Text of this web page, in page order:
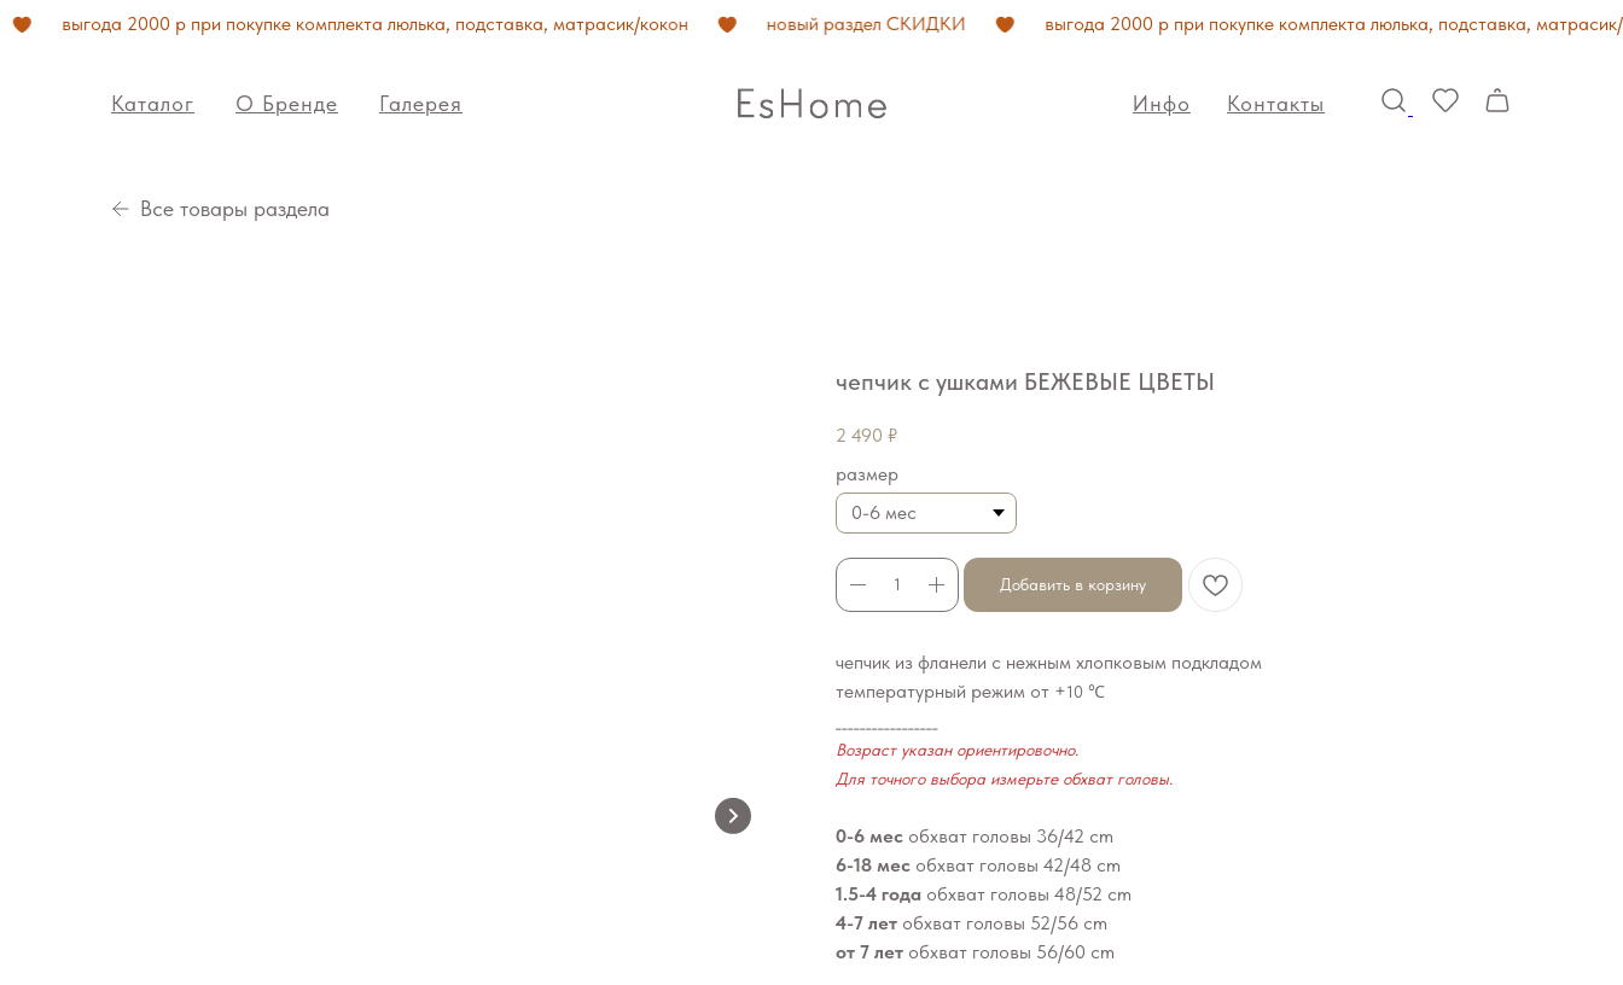
выгода 2000 р при покупке комплекта люлька, подставка, матрасик/кокон новый раздел СКИДКИ выгода 2000 р при покупке комплекта люлька, подставка, матрасик/
Каталог О Бренде Галерея Инфо Контакты
Все товары раздела
чепчик с ушками БЕЖЕВЫЕ ЦВЕТЫ
2 490 ₽
размер
Добавить в корзину
чепчик из фланели с нежным хлопковым подкладом
температурный режим от +10 ℃
Возраст указан ориентировочно.
Для точного выбора измерьте обхват головы.
0-6 мес обхват головы 36/42 cm
6-18 мес обхват головы 42/48 cm
1.5-4 года обхват головы 48/52 cm
4-7 лет обхват головы 52/56 cm
от 7 лет обхват головы 56/60 cm